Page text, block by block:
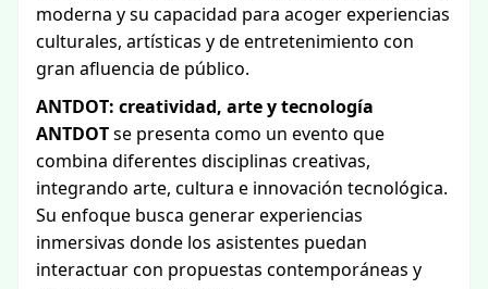
moderna y su capacidad para acoger experiencias
culturales, artísticas y de entretenimiento con
gran afluencia de público.
ANTDOT: creatividad, arte y tecnología
ANTDOTse presenta como un evento que
combina diferentes disciplinas creativas,
integrando arte, cultura e innovación tecnológica.
Su enfoque busca generar experiencias
inmersivas donde los asistentes puedan
interactuar con propuestas contemporáneas y